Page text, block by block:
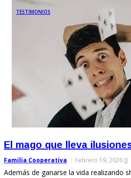
TESTIMONIOS
El mago que lleva
Familia Cooperativa Febrero 19, 2026 0
Además de ganarse la vida realizando